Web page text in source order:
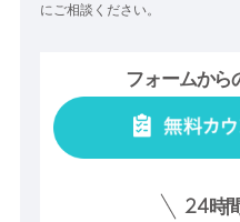
にご相談ください。
フォームから
24時